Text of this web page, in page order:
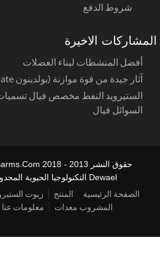
شروط الدفع
الاخيرة
أفضل المنشطات لبناء العضلات
آثار جيدة من قوة موازنة (بولدينون Undecylenate)
الستيرويد النفط مخصص فيال
السوائل فيال
Dewael التكنولوجيا الحيوية المحدودة. كل الحقوق محفوظة.
الصفحة الرئيسية المنتج زيوت
المشروب معدات
معلومات عنا